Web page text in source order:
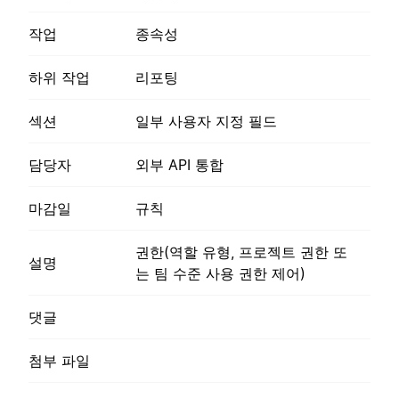
작업 종속성
하위 작업 리포팅
섹션 일부 사용자 지정 필드
담당자 외부 API 통합
마감일 규칙
설명
권한(역할 유형, 프로젝트 권한 또
는 팀 수준 사용 권한 제어)
댓글
첨부 파일